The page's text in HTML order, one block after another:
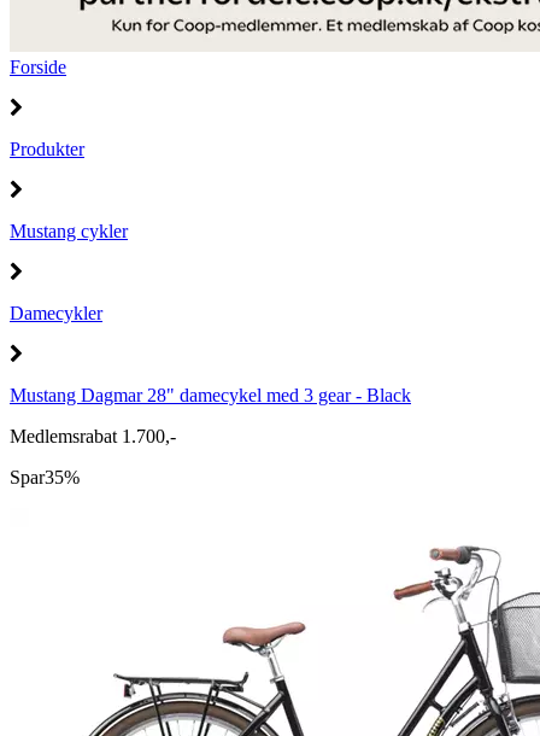
Forside
Produkter
Mustang cykler
Damecykler
Mustang Dagmar 28" damecykel med 3 gear - Black
Medlemsrabat 1.700,-
Spar35%